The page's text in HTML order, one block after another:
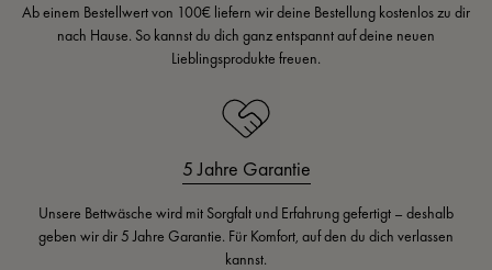
Ab einem Bestellwert von 100€ liefern wir deine Bestellung kostenlos zu dir
nach Hause. So kannst du dich ganz entspannt auf deine neuen
Lieblingsprodukte freuen.
5 Jahre Garantie
Unsere Bettwäsche wird mit Sorgfalt und Erfahrung gefertigt – deshalb
geben wir dir 5 Jahre Garantie. Für Komfort, auf den du dich verlassen
kannst.